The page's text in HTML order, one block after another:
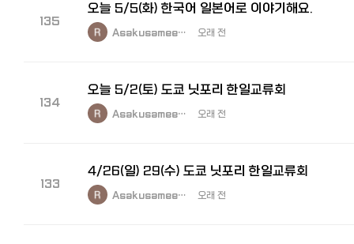
135
오늘 5/5(화) 한국어 일본어로 이야기해요.
Asakusamee… 오래 전
134
오늘 5/2(토) 도쿄 닛포리 한일교류회
Asakusamee… 오래 전
133
4/26(일) 29(수) 도쿄 닛포리 한일교류회
Asakusamee… 오래 전